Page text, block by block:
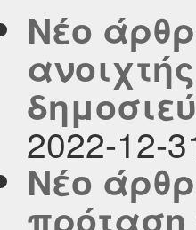
Νέο
2022-12-
Νέο
πρόταση